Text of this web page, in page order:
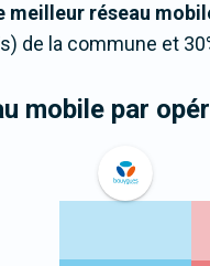
meilleur réseau
de la commune et
mobile par